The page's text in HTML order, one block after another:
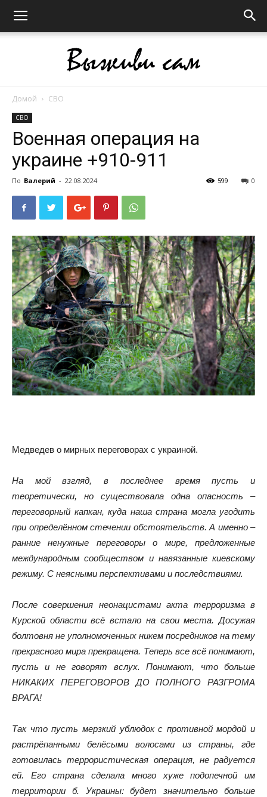
сам
Домой СВО
СВО
Военная операция на
украине +910-911
По Валерий - 22.08.2024 0
599
Медведев о мирных переговорах с украиной.
На мой взгляд, в последнее время пусть и
теоретически, но существовала одна опасность –
переговорный капкан, куда наша страна могла угодить
при определённом стечении обстоятельств. А именно –
ранние ненужные переговоры о мире, предложенные
международным сообществом и навязанные киевскому
режиму. С неясными перспективами и последствиями.
После совершения неонацистами акта терроризма в
Курской области всё встало на свои места. Досужая
болтовня не уполномоченных никем посредников на тему
прекрасного мира прекращена. Теперь все всё понимают,
пусть и не говорят вслух. Понимают, что больше
НИКАКИХ ПЕРЕГОВОРОВ ДО ПОЛНОГО РАЗГРОМА
ВРАГА!
Так что пусть мерзкий ублюдок с противной мордой и
растрёпанными белёсыми волосами из страны, где
готовилась террористическая операция, не радуется
ей. Его страна сделала много хуже подопечной им
территории б. Украины: будет значительно больше